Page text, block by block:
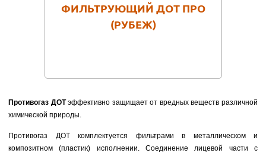
ФИЛЬТРУЮЩИЙ ДОТ ПРО
(РУБЕЖ)
Противогаз ДОТэффективно защищает от вредных веществ различной
химической природы.
Противогаз ДОТ комплектуется фильтрами в металлическом и
композитном (пластик) исполнении. Соединение лицевой части с